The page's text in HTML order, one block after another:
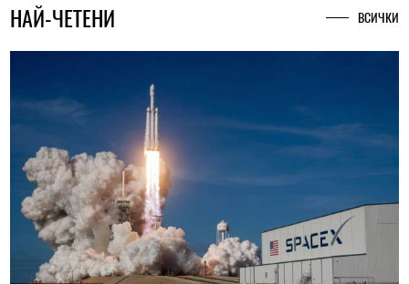
НАЙ-ЧЕТЕНИ ВСИЧКИ